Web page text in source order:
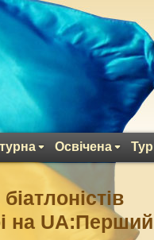
Освічена
на UA:Перший